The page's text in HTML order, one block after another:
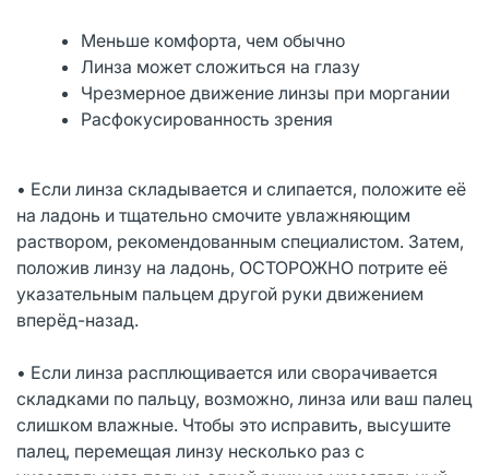
Меньше комфорта, чем обычно
Линза может сложиться на глазу
Чрезмерное движение линзы при моргании
Расфокусированность зрения
• Если линза складывается и слипается, положите её
на ладонь и тщательно смочите увлажняющим
раствором, рекомендованным специалистом. Затем,
положив линзу на ладонь, ОСТОРОЖНО потрите её
указательным пальцем другой руки движением
вперёд-назад.
• Если линза расплющивается или сворачивается
складками по пальцу, возможно, линза или ваш палец
слишком влажные. Чтобы это исправить, высушите
палец, перемещая линзу несколько раз с